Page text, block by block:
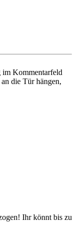
im Kommentarfeld
die Tür hängen,
Ihr könnt bis zu